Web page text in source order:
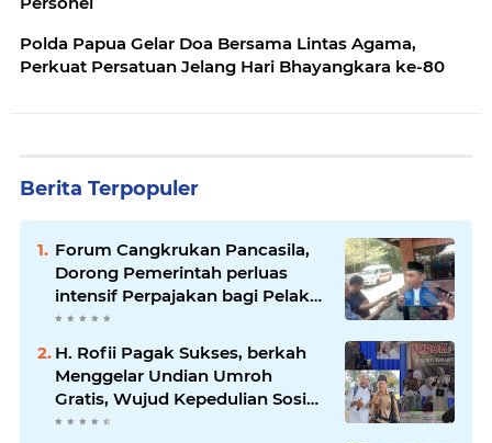
Polda Papua Gelar Doa Bersama Lintas Agama,
Perkuat Persatuan Jelang Hari Bhayangkara ke-80
Berita Terpopuler
Forum Cangkrukan Pancasila,
Dorong Pemerintah perluas
intensif Perpajakan bagi Pelaku
Usaha UMKM.
H. Rofii Pagak Sukses, berkah
Menggelar Undian Umroh
Gratis, Wujud Kepedulian Sosial
berbagi.